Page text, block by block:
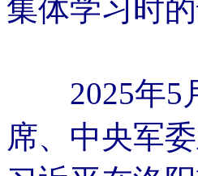
集体学习时的
2025年5
席、中央军